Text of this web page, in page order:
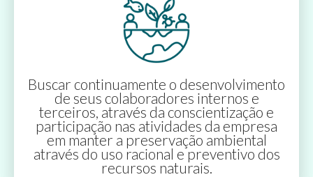
Buscar continuamente o desenvolvimento
de seus colaboradores internos e
terceiros, através da conscientização e
participação nas atividades da empresa
em manter a preservação ambiental
através do uso racional e preventivo dos
recursos naturais.